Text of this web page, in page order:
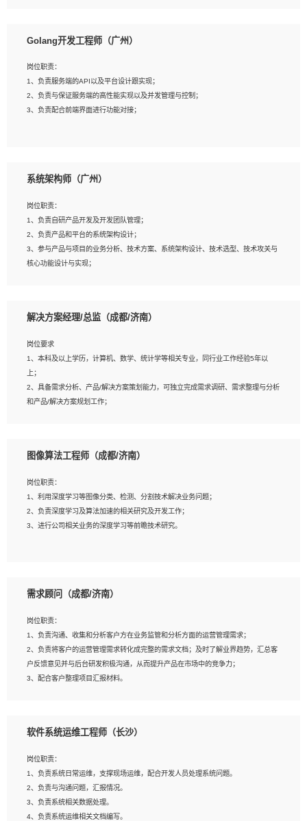
2、熟悉PostgreSQL、redis、MongoDB、ElasticSearch等开源数据库运维管理，
4、熟悉Hadoop、HBASE、Spark等大数据平台优先。
5、熟悉linux或任意一种unix操作系统，如有较强操作系统侧工作经验者优先。
6、具备丰富的项目实施经验，较强的自我学习能力。
Golang开发工程师（广州）
岗位职责：
1、负责服务端的API以及平台设计跟实现；
2、负责与保证服务端的高性能实现以及并发管理与控制；
3、负责配合前端界面进行功能对接；
2、1年以上Golang开发工作经验，能独立完成相应项目开发；
与实现，熟悉常用开源框架及设计模式；
4、熟悉Golang、连接池、消息队列等组件使用、熟悉后端开发、测试、调试流程
跟工具使用；
5、对技术有激情，喜欢钻研，能快速接受和掌握新技术，学习能力和工作责任心
强，良好的沟通表达能力和团队协作能力。
系统架构师（广州）
岗位职责：
1、负责自研产品开发及开发团队管理；
2、负责产品和平台的系统架构设计；
3、参与产品与项目的业务分析、技术方案、系统架构设计、技术选型、技术攻关与
核心功能设计与实现；
岗位要求：
1、全日制统招本科及以上学历，计算机相关专业毕业，5年以上开发工作经验；
2、具有扎实的java编程功底和良好的编码习惯，有分布式、多线程及高并发系统开
发经验和性能调优经验尤佳；熟悉JVM调优；掌握基础中间件、基础架构方案和云
平台、云产品功能特性，熟练使用相关平台的功能和了解其背后实现机制；
研发管理流程建设经验；
种常用框架和技术Springboot、Shiro、springcloud等；熟悉Linux常用命令和了解
常用脚本语言，较丰富的线上系统运维经验，复杂问题排查思路清晰。
解决方案经理/总监（成都/济南）
岗位要求
1、本科及以上学历，计算机、数学、统计学等相关专业，同行业工作经验5年以
上；
2、具备需求分析、产品/解决方案策划能力，可独立完成需求调研、需求整理与分析
和产品/解决方案规划工作；
相关的解决方案，包括视频分析、图像识别、NLP、OCR、机器学习等；
AI算法框架，对人脸识别、目标检测、图像识别、OCR、NLP等AI算法有深刻理
解。具有AI平台级产品/解决方案从业经验者优先。具有大数据技术背景者优先；
6、具备良好的客户意识与沟通能力，善于学习思考、创新与团队协作，认真负责、
执行力与抗压力强。
图像算法工程师（成都/济南）
岗位职责：
1、利用深度学习等图像分类、检测、分割技术解决业务问题；
2、负责深度学习及算法加速的相关研究及开发工作；
3、进行公司相关业务的深度学习等前瞻技术研究。
2、2年以上图像处理开发经验，熟悉python和spark开发；
建深度学习系统环境；
4、熟悉OPENCV、HALCON等常用图像处理软件，熟练进行图像处理；
5、熟悉主流的分类算法、聚类算法和关联分析算法原理，能熟练使用神经网络算法
的进行业务建模；
6、对OCR领域有深入的研究，熟悉模型调参，压缩和整型化方法；
需求顾问（成都/济南）
岗位职责：
1、负责沟通、收集和分析客户方在业务监管和分析方面的运营管理需求；
2、负责将客户的运营管理需求转化成完整的需求文档；及时了解业界趋势，汇总客
户反馈意见并与后台研发积极沟通，从而提升产品在市场中的竞争力；
3、配合客户整理项目汇报材料。
1、3年以上运营或解决方案的工作经验。
征，可独立提出完整的优化方案,并推动方案执行达成结果；熟练使用PPT、
WORD、EXCEL等办公软件；
3、深入理解公司各项AI产品和技术信息；具有较强的文档编写能力，能独立撰写
PPT、方案建议书等，面试时需携带个人制作的专业PPT文件进行展示。
软件系统运维工程师（长沙）
岗位职责：
1、负责系统日常运维，支撑现场运维，配合开发人员处理系统问题。
2、负责与沟通问题，汇报情况。
3、负责系统相关数据处理。
4、负责系统运维相关文档编写。